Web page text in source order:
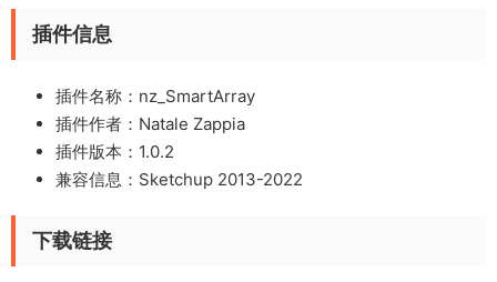
插件信息
插件名称：nz_SmartArray
插件作者：Natale Zappia
插件版本：1.0.2
兼容信息：Sketchup 2013-2022
下载链接